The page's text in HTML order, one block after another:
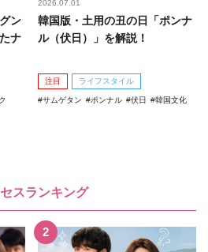
ン
ナ
2026.07.01
韓国版・土用の丑の日「ポンナ
ル（伏日）」を解説！
注目 ライフスタイル
サムゲタン ポンナル 伏日 韓国文化
スランキング